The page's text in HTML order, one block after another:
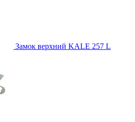
Замок верхний KALE 257 L